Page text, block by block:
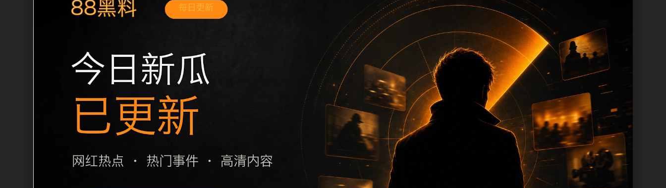
移动端搜索场景
黑料不打烊手机版入口明星黑料移动端专题入口7围绕黑料不打烊手机版入口与明星黑料展开，页面按照移动端浏览习惯整理标题、描述、图片和站
内推荐。用户进入页面后，可以先通过摘要了解主题，再通过栏目入口查看同类内容，最后通过上一篇、下一篇和热门推荐继续浏览。本页强调内容
归集和主题一致性，避免无关关键词堆砌，也避免多个站点同步发布完全相同的标题。图片说明、文件名、alt 和 title 均围绕主关键词、栏目词和文
章标题生成，便于搜索引擎理解页面主题。后续采集时将继续执行远程图片本地化、坏图默认图兜底、标题重复过滤和 descr
栏目内容归集
iption 长度检查。栏目内容按每日少量新增的方式持续扩展，每篇保留相关问题、站内推荐和清晰的层级路径，减少用户反复返回搜索页。第17篇作